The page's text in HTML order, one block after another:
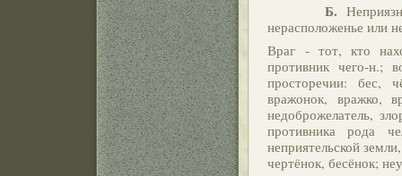
Б.
нерасположенье или
Враг - тот, кто
противник чего-н.;
просторечии: бес,
вражонок, вражко,
недоброжелатель,
противника рода
неприятельской
чертёнок, бесёнок;